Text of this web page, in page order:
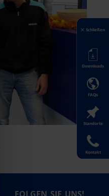
Schließen
Downloads
FAQs
Standorte
Kontakt